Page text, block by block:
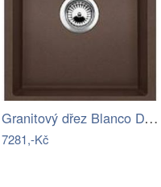
Granitový dřez Blanco DALAGO 45 kávová…
7281,-Kč